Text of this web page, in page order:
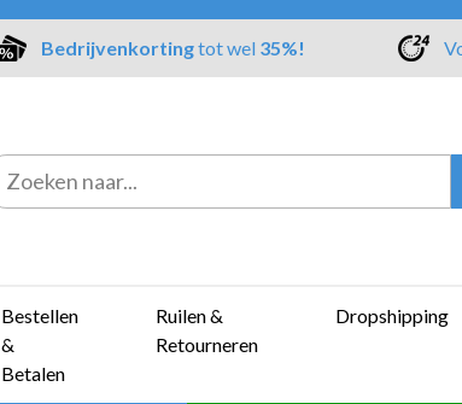
Bedrijvenkortingtot wel 35%!
Bestellen
&
Betalen
Ruilen &
Retourneren
Dropshipping